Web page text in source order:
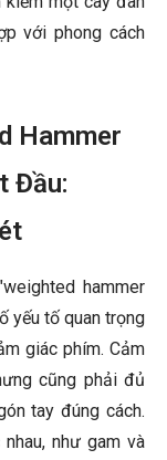
với phong cách
Hammer
Đầu:
hammer
yếu tố quan trọng
giác phím. Cảm
cũng phải đủ
tay đúng cách.
như gam và